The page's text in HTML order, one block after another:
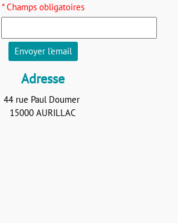
* Champs obligatoires
Envoyer l'email
Adresse
44 rue Paul Doumer
15000 AURILLAC